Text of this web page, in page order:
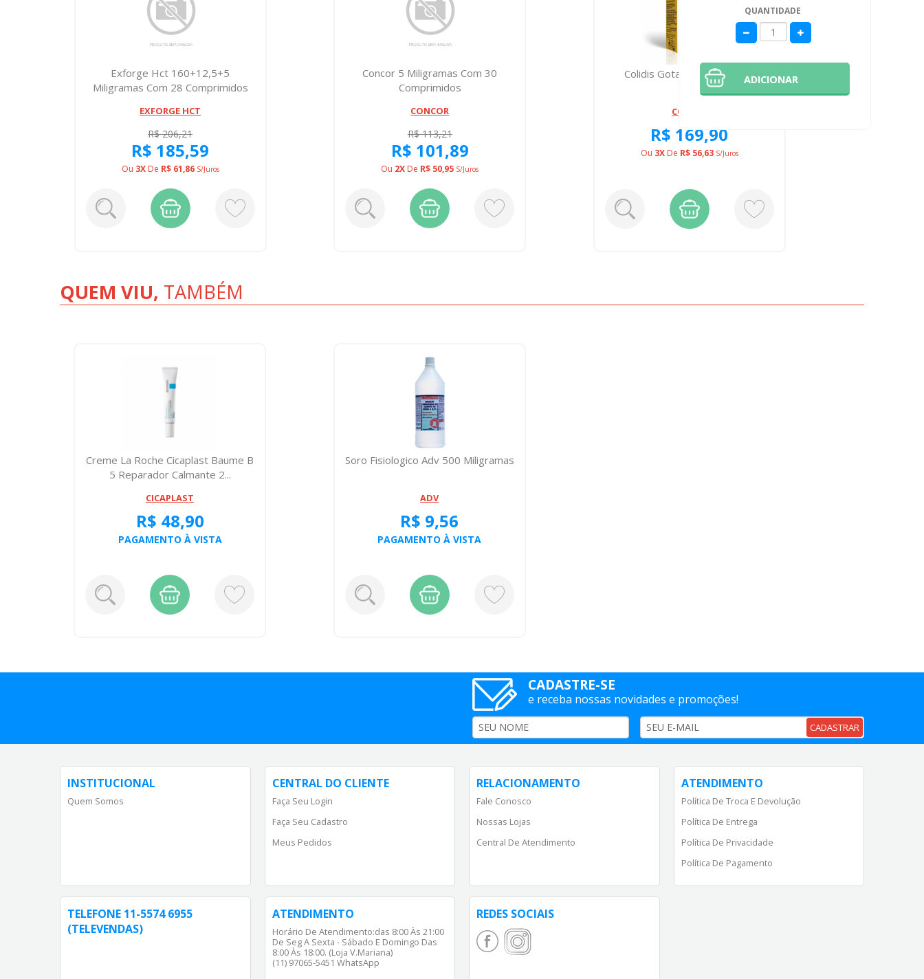
QUANTIDADE
ADICIONAR
Exforge Hct 160+12,5+5
Miligramas Com 28 Comprimidos
EXFORGE HCT
R$ 206,21
R$ 185,59
Ou 3XDe R$ 61,86 S/juros
Concor 5 Miligramas Com 30
Comprimidos
CONCOR
R$ 113,21
R$ 101,89
Ou 2X De R$ 50,95 S/juros
Colidis Gotas 10 Miligramas
COLIDIS
R$ 169,90
Ou 3XDe R$ 56,63 S/juros
QUEM VIU, TAMBÉM
Creme La Roche Cicaplast Baume B
5 Reparador Calmante 2...
CICAPLAST
R$ 48,90
PAGAMENTO À VISTA
Soro Fisiologico Adv 500 Miligramas
ADV
R$ 9,56
PAGAMENTO À VISTA
CADASTRE-SE
e receba nossas novidades e promoções!
CADASTRAR
INSTITUCIONAL
Quem Somos
CENTRAL DO CLIENTE
Faça Seu Login
Faça Seu Cadastro
Meus Pedidos
RELACIONAMENTO
Fale Conosco
Nossas Lojas
Central De Atendimento
ATENDIMENTO
Política De Troca E Devolução
Política De Entrega
Política De Privacidade
Política De Pagamento
TELEFONE 11-5574 6955
(TELEVENDAS)
ATENDIMENTO
Horário De Atendimento:das 8:00 Às 21:00
De Seg A Sexta - Sábado E Domingo Das
8:00 Às 18:00. (Loja V.Mariana)
(11) 97065-5451 WhatsApp
REDES SOCIAIS